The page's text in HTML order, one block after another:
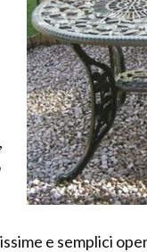
e semplici